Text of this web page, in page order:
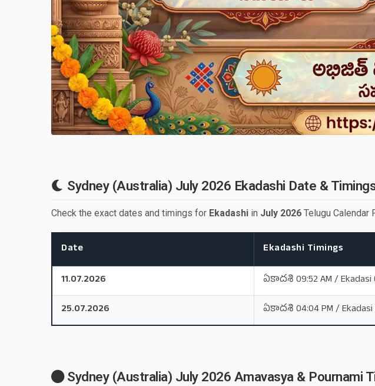
Sydney (Australia) July 2026 Ekadashi Date &
Check the exact dates and timings for Ekadashi in July 2026 Telugu Calendar
Date Ekadashi Timings
11.07.2026 ఏకాదశి 09:52 AM / Ekadasi
25.07.2026 ఏకాదశి 04:04 PM / Ekadasi
Sydney (Australia) July 2026 Amavasya & Pournami